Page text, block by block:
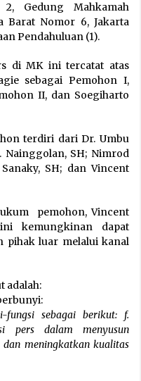
Gedung Mahkamah
Barat Nomor 6, Jakarta
Pendahuluan (1).
di MK ini tercatat atas
sebagai Pemohon I,
II, dan Soegiharto
terdiri dari Dr. Umbu
Nainggolan, SH; Nimrod
SH; dan Vincent
pemohon, Vincent
kemungkinan dapat
pihak luar melalui kanal
adalah:
fungsi sebagai berikut: f.
pers dalam menyusun
meningkatkan kualitas